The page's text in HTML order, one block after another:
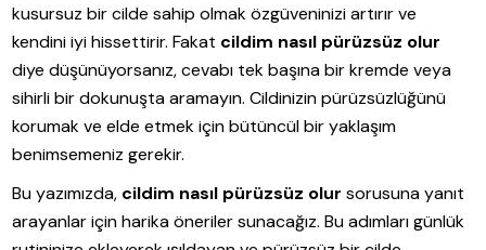
kusursuz bir cilde sahip olmak özgüveninizi artırır ve
kendini iyi hissettirir. Fakat cildim nasıl pürüzsüz olur
diye düşünüyorsanız, cevabı tek başına bir kremde veya
sihirli bir dokunuşta aramayın. Cildinizin pürüzsüzlüğünü
korumak ve elde etmek için bütüncül bir yaklaşım
benimsemeniz gerekir.
Bu yazımızda, cildim nasıl pürüzsüz olur sorusuna yanıt
arayanlar için harika öneriler sunacağız. Bu adımları günlük